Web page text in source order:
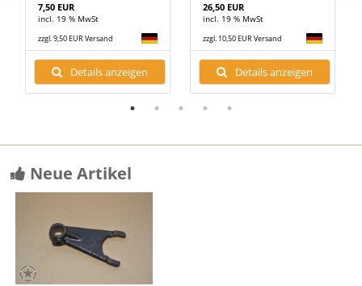
7,50 EUR
incl. 19 % MwSt
zzgl. 9,50 EUR Versand
Details anzeigen
26,50 EUR
incl. 19 % MwSt
zzgl. 10,50 EUR Versand
Details anzeigen
Neue Artikel